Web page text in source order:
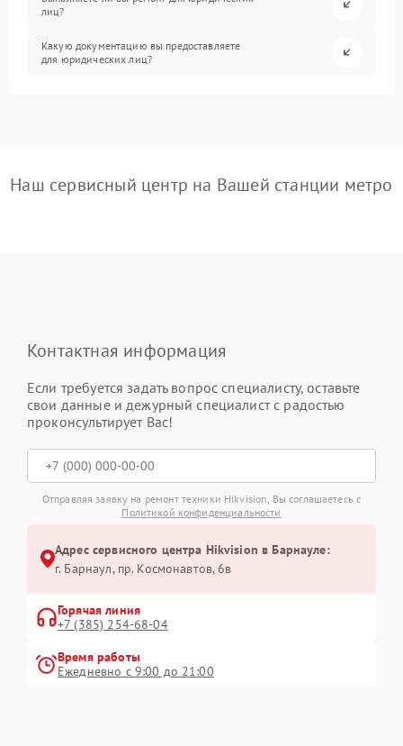
лиц?
Какую документацию вы предоставляете
для юридических лиц?
Наш сервисный центр на Вашей станции метро
Контактная информация
Если требуется задать вопрос специалисту, оставьте
свои данные и дежурный специалист с радостью
проконсультирует Вас!
Отправляя заявку на ремонт техники Hikvision, Вы соглашаетесь с
Политикой конфиденциальности
Адрес сервисного центра Hikvision в Барнауле:
г. Барнаул, ​пр. Космонавтов, 6в
Горячая линия
+7 (385) 254-68-04
Время работы
Ежедневно с 9:00 до 21:00